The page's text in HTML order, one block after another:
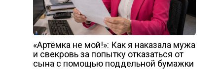
«Артёмка не мой!»: Как я наказала мужа
и свекровь за попытку отказаться от
сына с помощью поддельной бумажки